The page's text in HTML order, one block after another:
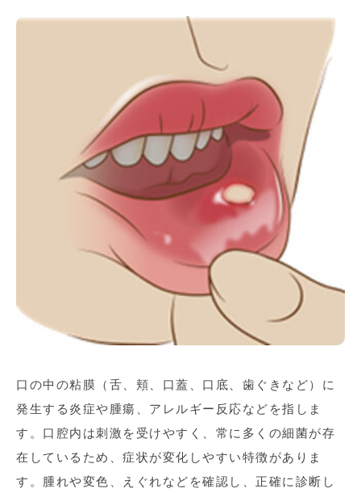
口の中の粘膜（舌、頬、口蓋、口底、歯ぐきなど）に
発生する炎症や腫瘍、アレルギー反応などを指しま
す。口腔内は刺激を受けやすく、常に多くの細菌が存
在しているため、症状が変化しやすい特徴がありま
す。腫れや変色、えぐれなどを確認し、正確に診断し